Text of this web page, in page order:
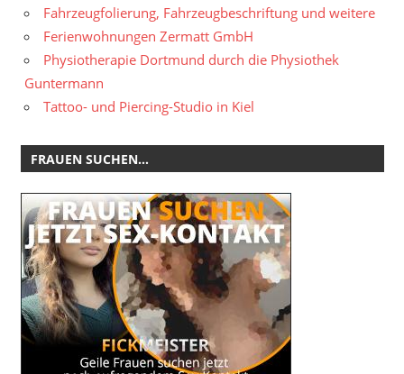
Fahrzeugfolierung, Fahrzeugbeschriftung und weitere
Ferienwohnungen Zermatt GmbH
Physiotherapie Dortmund durch die Physiothek
Guntermann
Tattoo- und Piercing-Studio in Kiel
FRAUEN SUCHEN…